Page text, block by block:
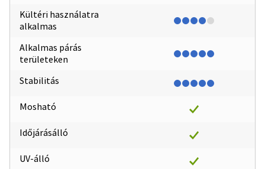
Kültéri használatra
alkalmas
Alkalmas párás
területeken
Stabilitás
Mosható
Időjárásálló
UV-álló